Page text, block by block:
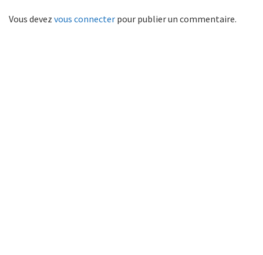
Vous devez vous connecter pour publier un commentaire.